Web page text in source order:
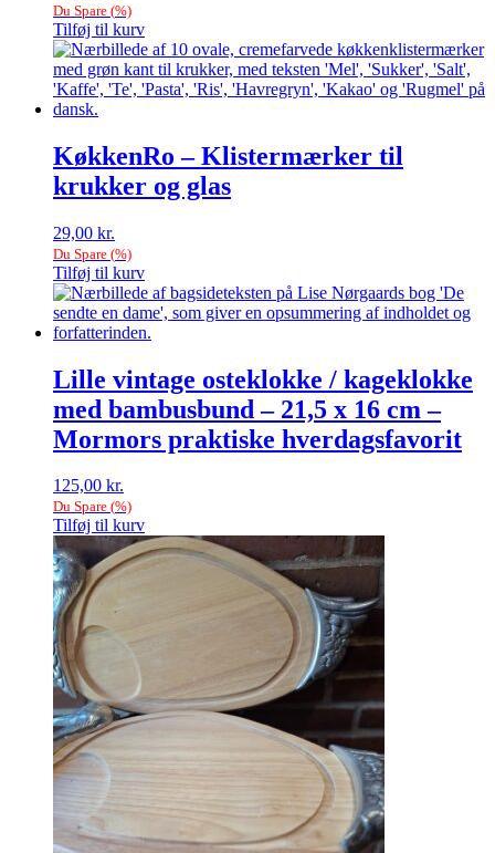
Du Spare (%)
Tilføj til kurv
KøkkenRo – Klistermærker til
krukker og glas
29,00 kr.
Du Spare (%)
Tilføj til kurv
Lille vintage osteklokke / kageklokke
med bambusbund – 21,5 x 16 cm –
Mormors praktiske hverdagsfavorit
125,00 kr.
Du Spare (%)
Tilføj til kurv